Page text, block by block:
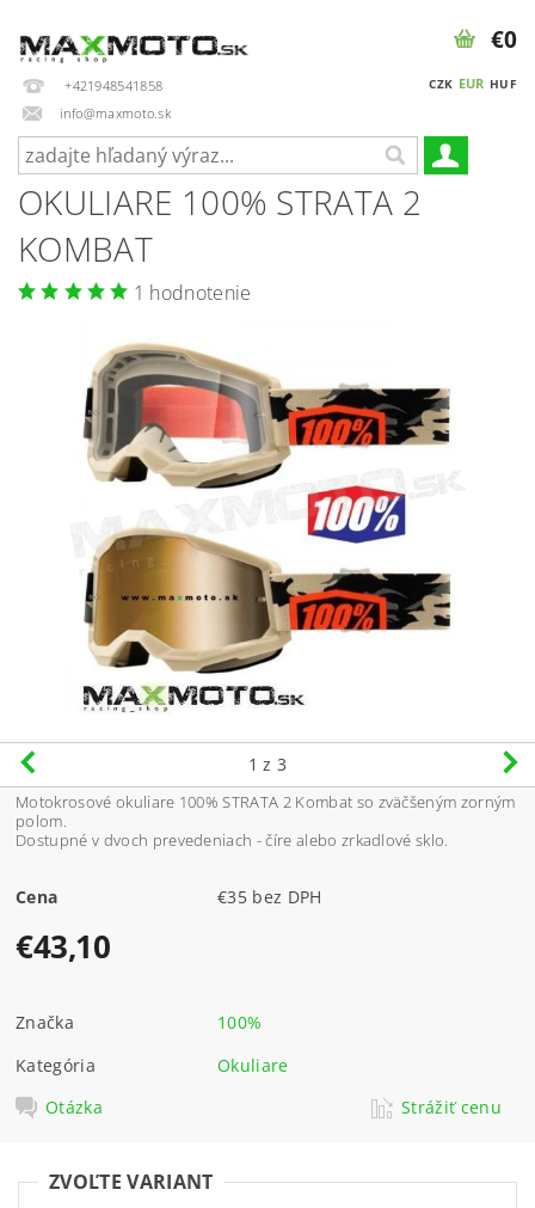
+421948541858
info@maxmoto.sk
CZK EUR HUF
€0
OKULIARE 100% STRATA 2
KOMBAT
1 hodnotenie
1 z 3
Motokrosové okuliare 100% STRATA 2 Kombat so zväčšeným zorným
polom.
Dostupné v dvoch prevedeniach - číre alebo zrkadlové sklo.
Cena €35 bez DPH
€43,10
Značka
100%
Kategória
Okuliare
Otázka
Strážiť cenu
ZVOĽTE VARIANT